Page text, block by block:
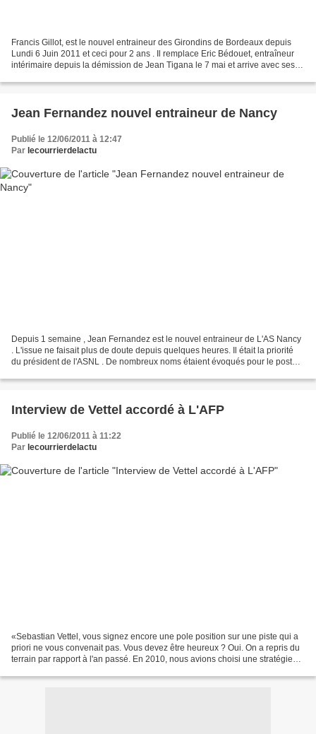
Francis Gillot, est le nouvel entraineur des Girondins de Bordeaux depuis
Lundi 6 Juin 2011 et ceci pour 2 ans . Il remplace Eric Bédouet, entraîneur
intérimaire depuis la démission de Jean Tigana le 7 mai et arrive avec ses
Jean Fernandez nouvel entraineur de Nancy
Publié le 12/06/2011 à 12:47
Par lecourrierdelactu
Depuis 1 semaine , Jean Fernandez est le nouvel entraineur de L'AS Nancy
. L'issue ne faisait plus de doute depuis quelques heures. Il était la priorité
du président de l'ASNL . De nombreux noms étaient évoqués pour le poste,
Interview de Vettel accordé à L'AFP
Publié le 12/06/2011 à 11:22
Par lecourrierdelactu
«Sebastian Vettel, vous signez encore une pole position sur une piste qui a
priori ne vous convenait pas. Vous devez être heureux ? Oui. On a repris du
terrain par rapport à l'an passé. En 2010, nous avions choisi une stratégie